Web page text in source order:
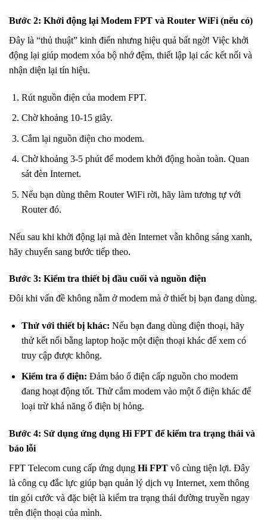
Bước 2: Khởi động lại Modem FPT và Router WiFi (nếu có)
Đây là “thủ thuật” kinh điển nhưng hiệu quả bất ngờ! Việc khởi
động lại giúp modem xóa bộ nhớ đệm, thiết lập lại các kết nối và
nhận diện lại tín hiệu.
Rút nguồn điện của modem FPT.
Chờ khoảng 10-15 giây.
Cắm lại nguồn điện cho modem.
Chờ khoảng 3-5 phút để modem khởi động hoàn toàn. Quan
sát đèn Internet.
Nếu bạn dùng thêm Router WiFi rời, hãy làm tương tự với
Router đó.
Nếu sau khi khởi động lại mà đèn Internet vẫn không sáng xanh,
hãy chuyển sang bước tiếp theo.
Bước 3: Kiểm tra thiết bị đầu cuối và nguồn điện
Đôi khi vấn đề không nằm ở modem mà ở thiết bị bạn đang dùng.
Thử với thiết bị khác: Nếu bạn đang dùng điện thoại, hãy
thử kết nối bằng laptop hoặc một điện thoại khác để xem có
truy cập được không.
Kiểm tra ổ điện: Đảm bảo ổ điện cấp nguồn cho modem
đang hoạt động tốt. Thử cắm modem vào một ổ điện khác để
loại trừ khả năng ổ điện bị hỏng.
Bước 4: Sử dụng ứng dụng Hi FPT để kiểm tra trạng thái và
báo lỗi
FPT Telecom cung cấp ứng dụng Hi FPT vô cùng tiện lợi. Đây
là công cụ đắc lực giúp bạn quản lý dịch vụ Internet, xem thông
tin gói cước và đặc biệt là kiểm tra trạng thái đường truyền ngay
trên điện thoại của mình.